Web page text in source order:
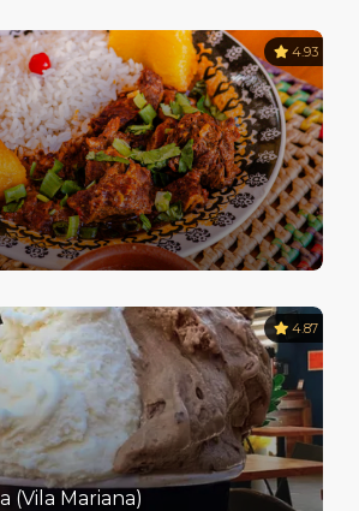
4.93
4.87
(Vila Mariana)